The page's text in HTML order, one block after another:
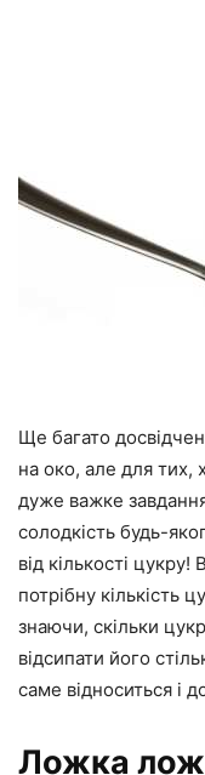
Ще багато
на око, але для тих,
дуже важке
солодкість будь-
від кількості
потрібну кількість
знаючи, скільки
відсипати його
саме відноситься і
Ложка